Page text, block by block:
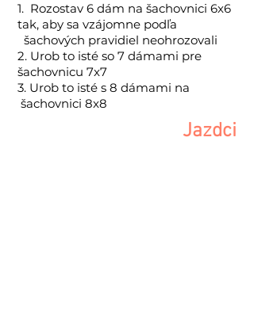
1. Rozostav 6 dám na šachovnici 6x6
tak, aby sa vzájomne podľa
šachových pravidiel neohrozovali
2. Urob to isté so 7 dámami pre
šachovnicu 7x7
3. Urob to isté s 8 dámami na
šachovnici 8x8
Jazdci